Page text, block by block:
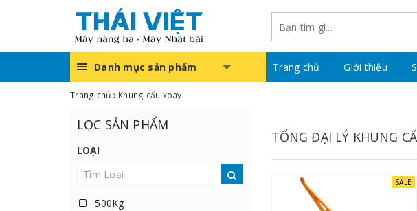
Danh mục sản phẩm Trang chủ Giới thiệu
Trang chủ Khung cẩu xoay
LỌC SẢN PHẨM
LOẠI
500Kg
TỔNG ĐẠI LÝ KHUNG
SALE